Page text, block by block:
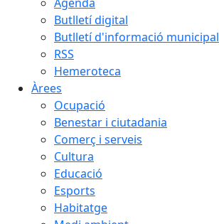
Butlletí digital
Butlletí d'informació municipal
RSS
Hemeroteca
Àrees
Ocupació
Benestar i ciutadania
Comerç i serveis
Cultura
Educació
Esports
Habitatge